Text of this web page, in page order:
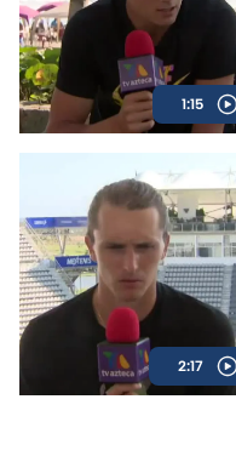
1:15
2:17